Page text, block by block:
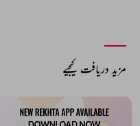
مزید دریافت کیجیے